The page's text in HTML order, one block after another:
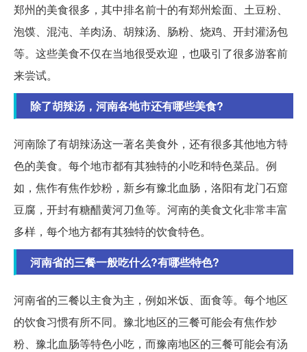
郑州的美食很多，其中排名前十的有郑州烩面、土豆粉、
泡馍、混沌、羊肉汤、胡辣汤、肠粉、烧鸡、开封灌汤包
等。这些美食不仅在当地很受欢迎，也吸引了很多游客前
来尝试。
除了胡辣汤，河南各地市还有哪些美食?
河南除了有胡辣汤这一著名美食外，还有很多其他地方特
色的美食。每个地市都有其独特的小吃和特色菜品。例
如，焦作有焦作炒粉，新乡有豫北血肠，洛阳有龙门石窟
豆腐，开封有糖醋黄河刀鱼等。河南的美食文化非常丰富
多样，每个地方都有其独特的饮食特色。
河南省的三餐一般吃什么?有哪些特色?
河南省的三餐以主食为主，例如米饭、面食等。每个地区
的饮食习惯有所不同。豫北地区的三餐可能会有焦作炒
粉、豫北血肠等特色小吃，而豫南地区的三餐可能会有汤